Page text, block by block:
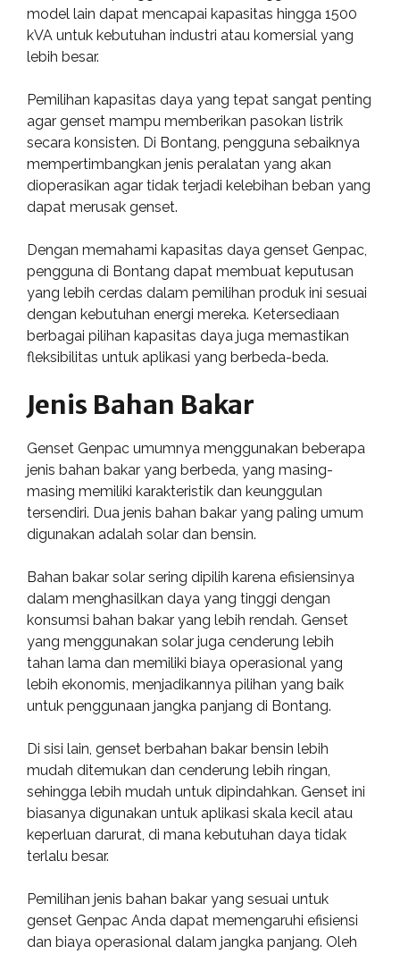
model lain dapat mencapai kapasitas hingga 1500
kVA untuk kebutuhan industri atau komersial yang
lebih besar.
Pemilihan kapasitas daya yang tepat sangat penting
agar genset mampu memberikan pasokan listrik
secara konsisten. Di Bontang, pengguna sebaiknya
mempertimbangkan jenis peralatan yang akan
dioperasikan agar tidak terjadi kelebihan beban yang
dapat merusak genset.
Dengan memahami kapasitas daya genset Genpac,
pengguna di Bontang dapat membuat keputusan
yang lebih cerdas dalam pemilihan produk ini sesuai
dengan kebutuhan energi mereka. Ketersediaan
berbagai pilihan kapasitas daya juga memastikan
fleksibilitas untuk aplikasi yang berbeda-beda.
Jenis Bahan Bakar
Genset Genpac umumnya menggunakan beberapa
jenis bahan bakar yang berbeda, yang masing-
masing memiliki karakteristik dan keunggulan
tersendiri. Dua jenis bahan bakar yang paling umum
digunakan adalah solar dan bensin.
Bahan bakar solar sering dipilih karena efisiensinya
dalam menghasilkan daya yang tinggi dengan
konsumsi bahan bakar yang lebih rendah. Genset
yang menggunakan solar juga cenderung lebih
tahan lama dan memiliki biaya operasional yang
lebih ekonomis, menjadikannya pilihan yang baik
untuk penggunaan jangka panjang di Bontang.
Di sisi lain, genset berbahan bakar bensin lebih
mudah ditemukan dan cenderung lebih ringan,
sehingga lebih mudah untuk dipindahkan. Genset ini
biasanya digunakan untuk aplikasi skala kecil atau
keperluan darurat, di mana kebutuhan daya tidak
terlalu besar.
Pemilihan jenis bahan bakar yang sesuai untuk
genset Genpac Anda dapat memengaruhi efisiensi
dan biaya operasional dalam jangka panjang. Oleh